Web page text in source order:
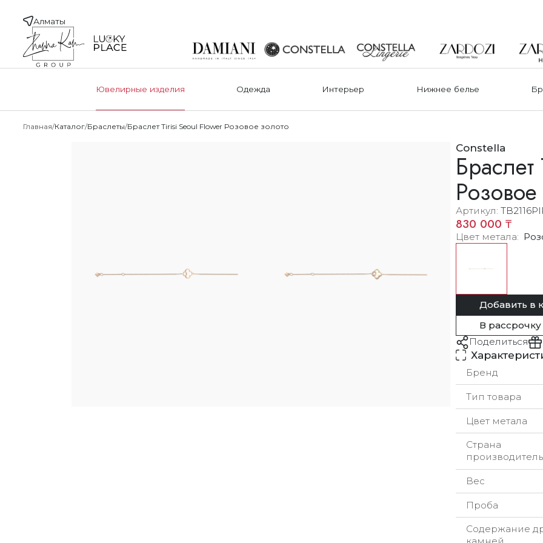
Алматы
Ювелирные изделия Одежда Интерьер Нижнее белье
Главная Каталог Браслеты Браслет Tirisi Seoul Flower Розовое золото
Constella
Артикул
830 000 ₸
Цвет метала
Добавить в
В рассрочку
Поделиться
Бренд
Тип товара
Цвет метала
Страна
производитель
Вес
Проба
Содержание